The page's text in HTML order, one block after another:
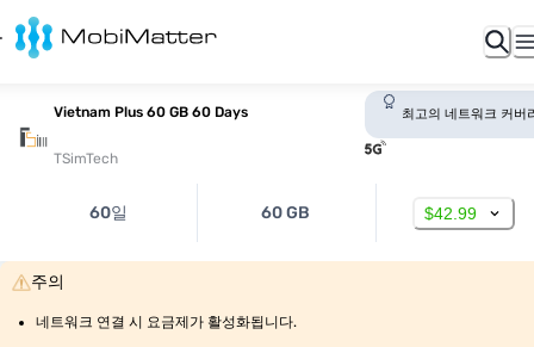
Vietnam Plus 60 GB 60 Days
TSimTech
최고의 네트워크 커버
60일 60 GB $42.99
주의
네트워크 연결 시 요금제가 활성화됩니다.